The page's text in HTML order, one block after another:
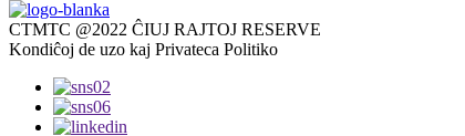
CTMTC @2022 ĈIUJ RAJTOJ RESERVE
Kondiĉoj de uzo kaj Privateca Politiko